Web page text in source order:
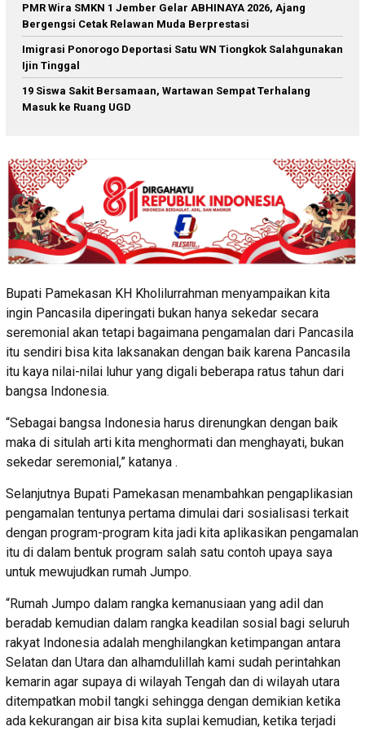
PMR Wira SMKN 1 Jember Gelar ABHINAYA 2026, Ajang
Bergengsi Cetak Relawan Muda Berprestasi
Imigrasi Ponorogo Deportasi Satu WN Tiongkok Salahgunakan
Ijin Tinggal
19 Siswa Sakit Bersamaan, Wartawan Sempat Terhalang
Masuk ke Ruang UGD
Bupati Pamekasan KH Kholilurrahman menyampaikan kita
ingin Pancasila diperingati bukan hanya sekedar secara
seremonial akan tetapi bagaimana pengamalan dari Pancasila
itu sendiri bisa kita laksanakan dengan baik karena Pancasila
itu kaya nilai-nilai luhur yang digali beberapa ratus tahun dari
bangsa Indonesia.
“Sebagai bangsa Indonesia harus direnungkan dengan baik
maka di situlah arti kita menghormati dan menghayati, bukan
sekedar seremonial,” katanya .
Selanjutnya Bupati Pamekasan menambahkan pengaplikasian
pengamalan tentunya pertama dimulai dari sosialisasi terkait
dengan program-program kita jadi kita aplikasikan pengamalan
itu di dalam bentuk program salah satu contoh upaya saya
untuk mewujudkan rumah Jumpo.
“Rumah Jumpo dalam rangka kemanusiaan yang adil dan
beradab kemudian dalam rangka keadilan sosial bagi seluruh
rakyat Indonesia adalah menghilangkan ketimpangan antara
Selatan dan Utara dan alhamdulillah kami sudah perintahkan
kemarin agar supaya di wilayah Tengah dan di wilayah utara
ditempatkan mobil tangki sehingga dengan demikian ketika
ada kekurangan air bisa kita suplai kemudian, ketika terjadi